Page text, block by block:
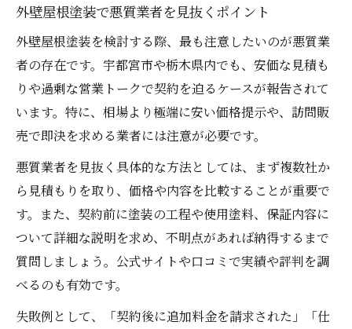
外壁屋根塗装で悪質業者を見抜くポイント
外壁屋根塗装を検討する際、最も注意したいのが悪質業
者の存在です。宇都宮市や栃木県内でも、安価な見積も
りや過剰な営業トークで契約を迫るケースが報告されて
います。特に、相場より極端に安い価格提示や、訪問販
売で即決を求める業者には注意が必要です。
悪質業者を見抜く具体的な方法としては、まず複数社か
ら見積もりを取り、価格や内容を比較することが重要で
す。また、契約前に塗装の工程や使用塗料、保証内容に
ついて詳細な説明を求め、不明点があれば納得するまで
質問しましょう。公式サイトや口コミで実績や評判を調
べるのも有効です。
失敗例として、「契約後に追加料金を請求された」「仕